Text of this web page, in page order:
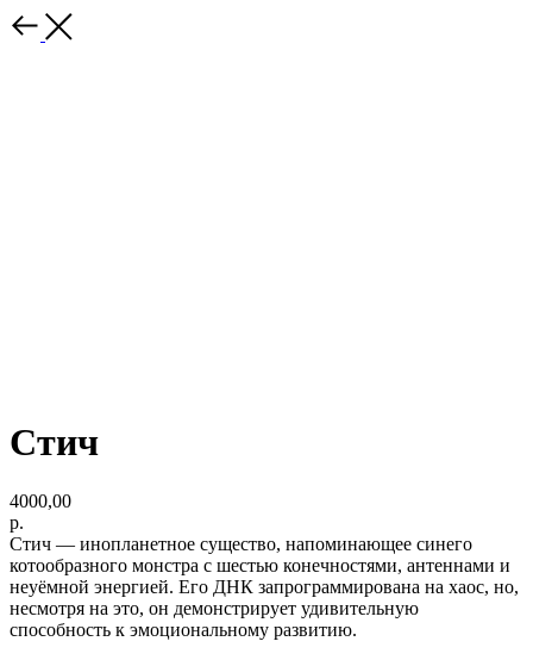
Стич
4000,00
р.
Стич — инопланетное существо, напоминающее синего
котообразного монстра с шестью конечностями, антеннами и
неуёмной энергией. Его ДНК запрограммирована на хаос, но,
несмотря на это, он демонстрирует удивительную
способность к эмоциональному развитию.